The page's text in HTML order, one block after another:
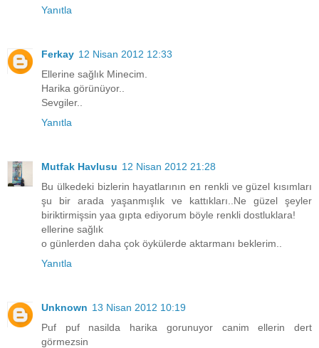
Yanıtla
Ferkay 12 Nisan 2012 12:33
Ellerine sağlık Minecim.
Harika görünüyor..
Sevgiler..
Yanıtla
Mutfak Havlusu 12 Nisan 2012 21:28
Bu ülkedeki bizlerin hayatlarının en renkli ve güzel kısımları
şu bir arada yaşanmışlık ve kattıkları..Ne güzel şeyler
biriktirmişsin yaa gıpta ediyorum böyle renkli dostluklara!
ellerine sağlık
o günlerden daha çok öykülerde aktarmanı beklerim..
Yanıtla
Unknown 13 Nisan 2012 10:19
Puf puf nasilda harika gorunuyor canim ellerin dert
görmezsin